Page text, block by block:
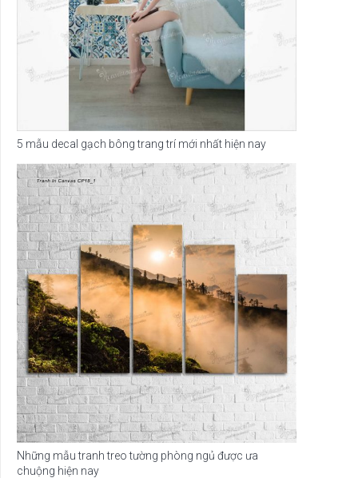
5 mẫu decal gạch bông trang trí mới nhất hiện nay
Những mẫu tranh treo tường phòng ngủ được ưa
chuộng hiện nay